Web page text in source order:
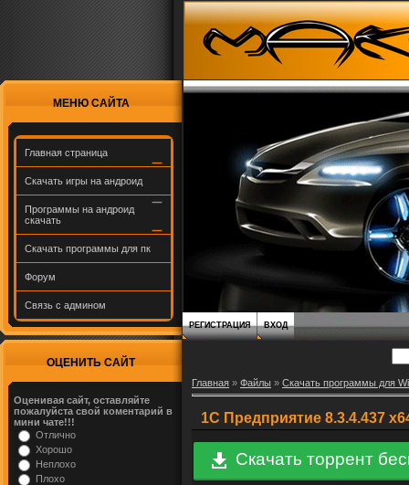
МЕНЮ САЙТА
Главная страница
Скачать игры на андроид
Программы на андроид
скачать
Скачать программы для пк
Форум
Связь с админом
ОЦЕНИТЬ САЙТ
Оценивая сайт, оставляйте
пожалуйста свой коментарий в
мини чате!!!
Отлично
Хорошо
Неплохо
Плохо
РЕГИСТРАЦИЯ ВХОД
Главная » Файлы » Скачать программы для
1С Предприятие 8.3.4.437
Скачать торрент